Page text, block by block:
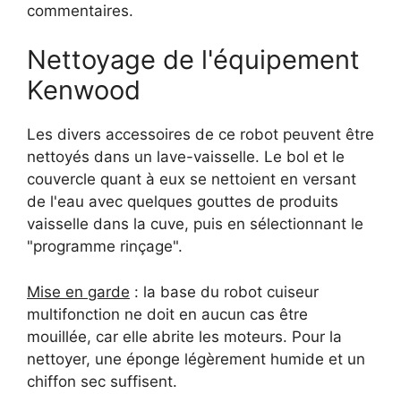
commentaires.
Nettoyage de l'équipement
Kenwood
Les divers accessoires de ce robot peuvent être
nettoyés dans un lave-vaisselle. Le bol et le
couvercle quant à eux se nettoient en versant
de l'eau avec quelques gouttes de produits
vaisselle dans la cuve, puis en sélectionnant le
"programme rinçage".
Mise en garde : la base du robot cuiseur
multifonction ne doit en aucun cas être
mouillée, car elle abrite les moteurs. Pour la
nettoyer, une éponge légèrement humide et un
chiffon sec suffisent.